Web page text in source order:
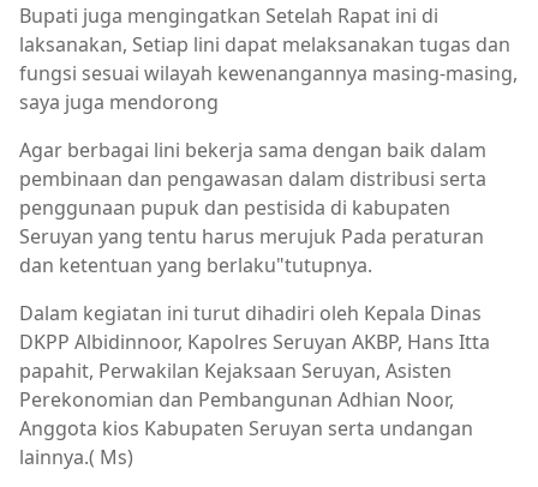
Bupati juga mengingatkan Setelah Rapat ini di
laksanakan, Setiap lini dapat melaksanakan tugas dan
fungsi sesuai wilayah kewenangannya masing-masing,
saya juga mendorong
Agar berbagai lini bekerja sama dengan baik dalam
pembinaan dan pengawasan dalam distribusi serta
penggunaan pupuk dan pestisida di kabupaten
Seruyan yang tentu harus merujuk Pada peraturan
dan ketentuan yang berlaku"tutupnya.
Dalam kegiatan ini turut dihadiri oleh Kepala Dinas
DKPP Albidinnoor, Kapolres Seruyan AKBP, Hans Itta
papahit, Perwakilan Kejaksaan Seruyan, Asisten
Perekonomian dan Pembangunan Adhian Noor,
Anggota kios Kabupaten Seruyan serta undangan
lainnya.( Ms)